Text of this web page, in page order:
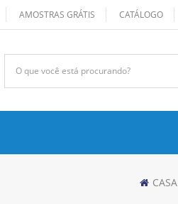
AMOSTRAS GRÁTIS CATÁLOGO
CASA